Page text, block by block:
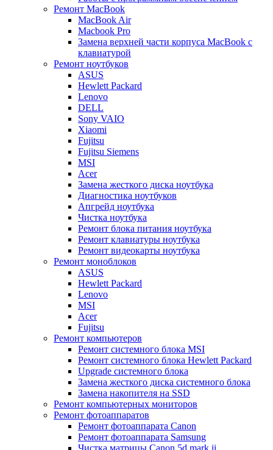
Ремонт MacBook
MacBook Air
Macbook Pro
Замена верхней части корпуса MacBook с
клавиатурой
Ремонт ноутбуков
ASUS
Hewlett Packard
Lenovo
DELL
Sony VAIO
Xiaomi
Fujitsu
Fujitsu Siemens
MSI
Acer
Замена жесткого диска ноутбука
Диагностика ноутбуков
Апгрейд ноутбука
Чистка ноутбука
Ремонт блока питания ноутбука
Ремонт клавиатуры ноутбука
Ремонт видеокарты ноутбука
Ремонт моноблоков
ASUS
Hewlett Packard
Lenovo
MSI
Acer
Fujitsu
Ремонт компьютеров
Ремонт системного блока MSI
Ремонт системного блока Hewlett Packard
Upgrade системного блока
Замена жесткого диска системного блока
Замена накопителя на SSD
Ремонт компьютерных мониторов
Ремонт фотоаппаратов
Ремонт фотоаппарата Canon
Ремонт фотоаппарата Samsung
Чистка матрицы Canon 5d mark ii